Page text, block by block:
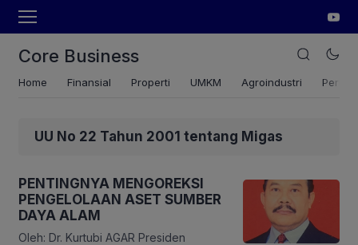
Core Business
Home Finansial Properti UMKM Agroindustri
UU No 22 Tahun 2001 tentang Migas
PENTINGNYA MENGOREKSI
PENGELOLAAN ASET SUMBER
DAYA ALAM
Oleh: Dr. Kurtubi AGAR Presiden